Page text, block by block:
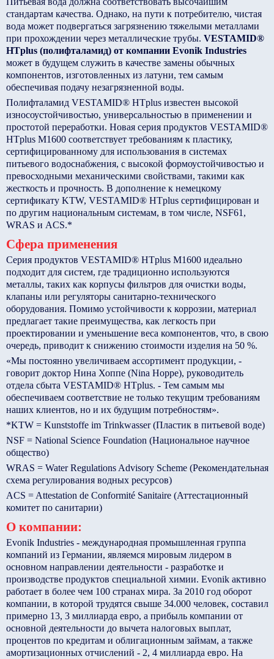
стандартам качества. Однако, на пути к потребителю, чистая
вода может подвергаться загрязнению тяжелыми металлами
при прохождении через металлические трубы. VESTAMID®
HTplus (полифталамид) от компании Evonik Industries
может в будущем служить в качестве замены обычных
компонентов, изготовленных из латуни, тем самым
обеспечивая подачу незагрязненной воды.
Полифталамид VESTAMID® HTplus известен высокой
износоустойчивостью, универсальностью в применении и
простотой переработки. Новая серия продуктов VESTAMID®
HTplus M1600 соответствует требованиям к пластику,
сертифицированному для использования в системах
питьевого водоснабжения, с высокой формоустойчивостью и
превосходными механическими свойствами, такими как
жесткость и прочность. В дополнение к немецкому
сертификату KTW, VESTAMID® HTplus сертифицирован и
по другим национальным системам, в том числе, NSF61,
WRAS и ACS.*
Сфера применения
Серия продуктов VESTAMID® HTplus M1600 идеально
подходит для систем, где традиционно используются
металлы, таких как корпусы фильтров для очистки воды,
клапаны или регуляторы санитарно-технического
оборудования. Помимо устойчивости к коррозии, материал
предлагает такие преимущества, как легкость при
проектировании и уменьшение веса компонентов, что, в свою
очередь, приводит к снижению стоимости изделия на 50 %.
«Мы постоянно увеличиваем ассортимент продукции, -
говорит доктор Нина Хоппе (Nina Hoppe), руководитель
отдела сбыта VESTAMID® HTplus. - Тем самым мы
обеспечиваем соответствие не только текущим требованиям
наших клиентов, но и их будущим потребностям».
*KTW = Kunststoffe im Trinkwasser (Пластик в питьевой воде)
NSF = National Science Foundation (Национальное научное
общество)
WRAS = Water Regulations Advisory Scheme (Рекомендательная
схема регулирования водных ресурсов)
ACS = Attestation de Conformité Sanitaire (Аттестационный
комитет по санитарии)
О компании:
Evonik Industries - международная промышленная группа
компаний из Германии, являемся мировым лидером в
основном направлении деятельности - разработке и
производстве продуктов специальной химии. Evonik активно
работает в более чем 100 странах мира. За 2010 год оборот
компании, в которой трудятся свыше 34.000 человек, составил
примерно 13, 3 миллиарда евро, а прибыль компании от
основной деятельности до вычета налоговых выплат,
процентов по кредитам и облигационным займам, а также
амортизационных отчислений - 2, 4 миллиарда евро. На